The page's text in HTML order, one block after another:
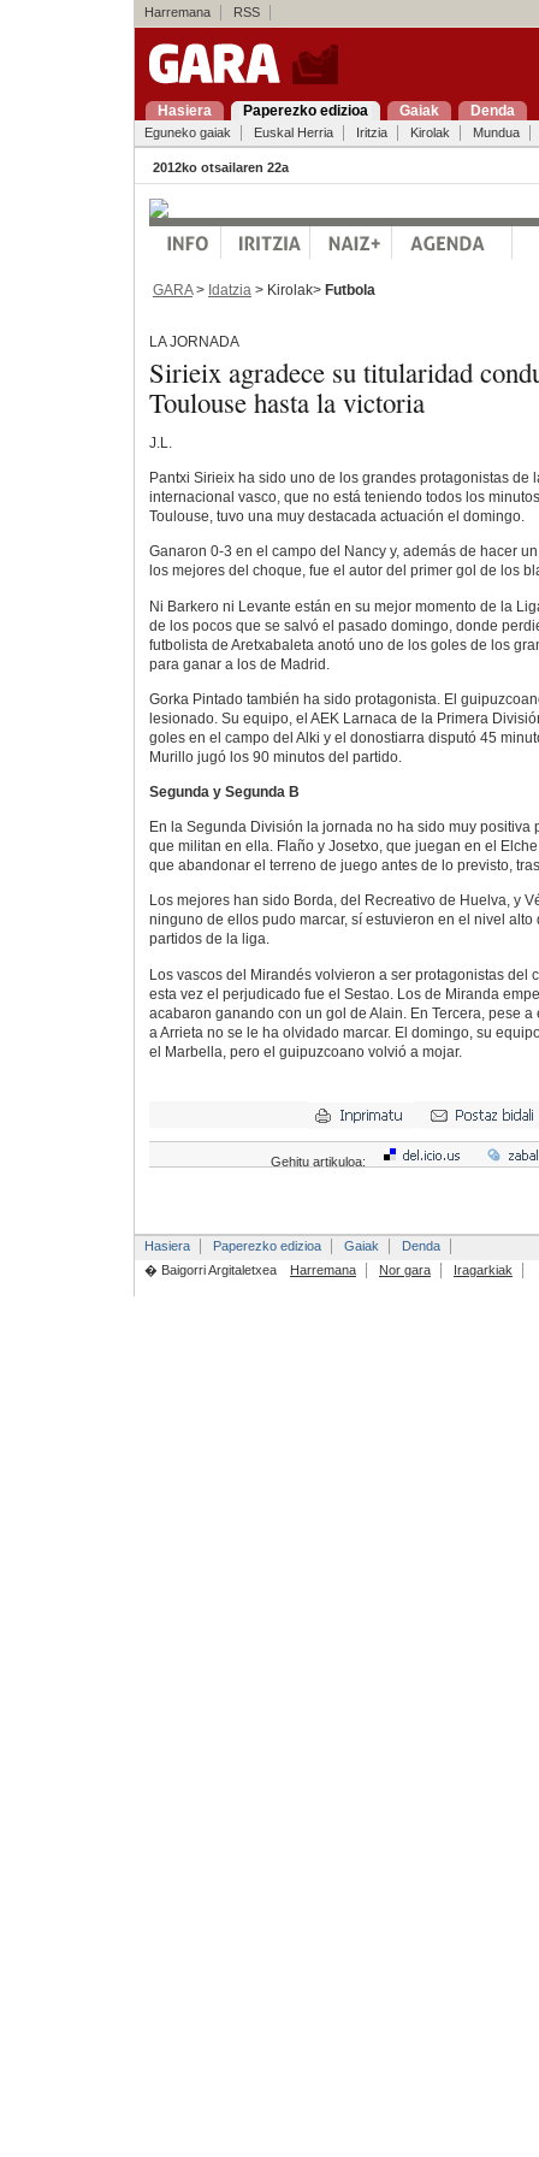
Harremana RSS
Hasiera Paperezko edizioa Gaiak Denda
Eguneko gaiak Euskal Herria Iritzia Kirolak Mundua
2012ko otsailaren 22a
GARA> Idatzia > Kirolak> Futbola
LA JORNADA
Sirieix agradece su titularidad
Toulouse hasta la victoria
J.L.
Pantxi Sirieix ha sido uno de los grandes protagonistas de
internacional vasco, que no está teniendo todos los
Toulouse, tuvo una muy destacada actuación el domingo.
Ganaron 0-3 en el campo del Nancy y, además de hacer
los mejores del choque, fue el autor del primer gol de los
Ni Barkero ni Levante están en su mejor momento de la
de los pocos que se salvó el pasado domingo, donde
futbolista de Aretxabaleta anotó uno de los goles de los
para ganar a los de Madrid.
Gorka Pintado también ha sido protagonista. El
lesionado. Su equipo, el AEK Larnaca de la Primera
goles en el campo del Alki y el donostiarra disputó 45
Murillo jugó los 90 minutos del partido.
Segunda y Segunda B
En la Segunda División la jornada no ha sido muy positiva
que militan en ella. Flaño y Josetxo, que juegan en el
que abandonar el terreno de juego antes de lo previsto,
Los mejores han sido Borda, del Recreativo de Huelva, y
ninguno de ellos pudo marcar, sí estuvieron en el nivel
partidos de la liga.
Los vascos del Mirandés volvieron a ser protagonistas del
esta vez el perjudicado fue el Sestao. Los de Miranda
acabaron ganando con un gol de Alain. En Tercera, pese
a Arrieta no se le ha olvidado marcar. El domingo, su
el Marbella, pero el guipuzcoano volvió a mojar.
Gehitu artikuloa:
Hasiera Paperezko edizioa Gaiak
Denda
� Baigorri Argitaletxea
Harremana Nor gara Iragarkiak